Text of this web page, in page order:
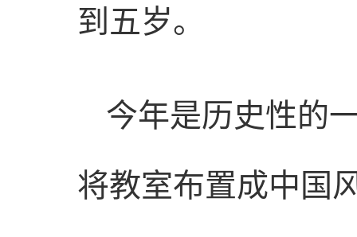
到五岁。
今年是历史性的
将教室布置成中国